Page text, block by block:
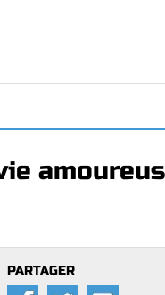
PARTAGER